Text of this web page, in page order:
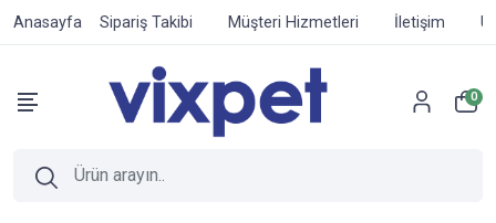
Anasayfa Sipariş Takibi Müşteri Hizmetleri İletişim
0